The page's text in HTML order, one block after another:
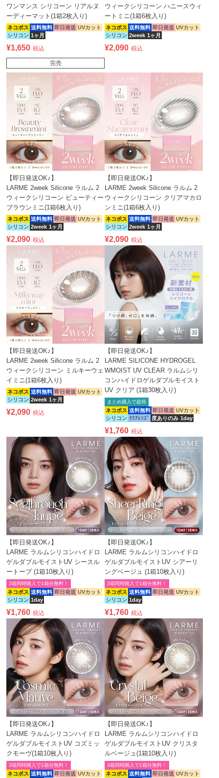
ワンマンス シリコーン リアルヌ
ーディーマット(1箱2枚入り)
ネコポス 送料無料 即日発送 UVカット
シリコン 1ヶ月
¥1,650 税込
完売
ウィークシリコーン ハニースウィ
ートミニ(1箱6枚入り)
ネコポス 送料無料 即日発送 UVカット
シリコン 2week 1ヶ月
¥2,090 税込
【即日発送OK♪】
LARME 2week Silicone ラルム 2
ウィークシリコーン ビューティー
ブラウンミニ(1箱6枚入り)
ネコポス 送料無料 即日発送 UVカット
シリコン 2week 1ヶ月
¥2,090 税込
【即日発送OK♪】
LARME 2week Silicone ラルム 2
ウィークシリコーン クリアマカロ
ンミニ(1箱6枚入り)
ネコポス 送料無料 即日発送 UVカット
シリコン 2week 1ヶ月
¥2,090 税込
【即日発送OK♪】
LARME 2week Silicone ラルム 2
ウィークシリコーン ミルキーウェ
イミニ(1箱6枚入り)
ネコポス 送料無料 即日発送 UVカット
シリコン 2week 1ヶ月
¥2,090 税込
【即日発送OK♪】
LARME SILICONE HYDROGEL
WMOIST UV CLEAR ラルムシリ
コンハイドロゲルダブルモイスト
UV クリア (1箱30枚入り)
ネコポス 送料無料 即日発送 UVカット
シリコン ｸﾘｱﾚﾝｽﾞ 度ありのみ 1day
まとめ購入で超得
¥1,760 税込
【即日発送OK♪】
LARME ラルムシリコンハイドロ
ゲルダブルモイストUV シースル
ートープ (1箱10枚入り)
ネコポス 送料無料 即日発送 UVカット
シリコン 1day
3箱同時購入で1箱分無料！
¥1,760 税込
【即日発送OK♪】
LARME ラルムシリコンハイドロ
ゲルダブルモイストUV シアーリ
ングベージュ (1箱10枚入り)
ネコポス 送料無料 即日発送 UVカット
シリコン 1day
3箱同時購入で1箱分無料！
¥1,760 税込
【即日発送OK♪】
LARME ラルムシリコンハイドロ
ゲルダブルモイストUV コズミッ
クモーヴ(1箱10枚入り)
ネコポス 送料無料 即日発送 UVカット
3箱同時購入で1箱分無料！
【即日発送OK♪】
LARME ラルムシリコンハイドロ
ゲルダブルモイストUV クリスタ
ルベージュ(1箱10枚入り)
ネコポス 送料無料 即日発送 UVカット
3箱同時購入で1箱分無料！